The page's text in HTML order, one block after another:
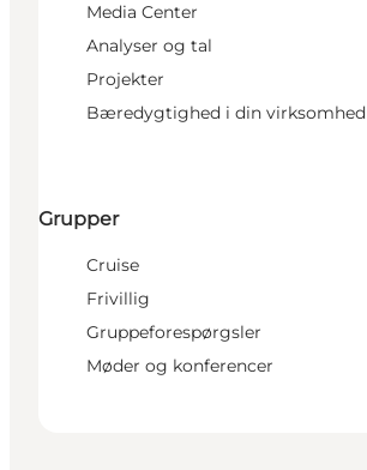
Media Center
Analyser og tal
Projekter
Bæredygtighed i din virksomhed
Grupper
Cruise
Frivillig
Gruppeforespørgsler
Møder og konferencer